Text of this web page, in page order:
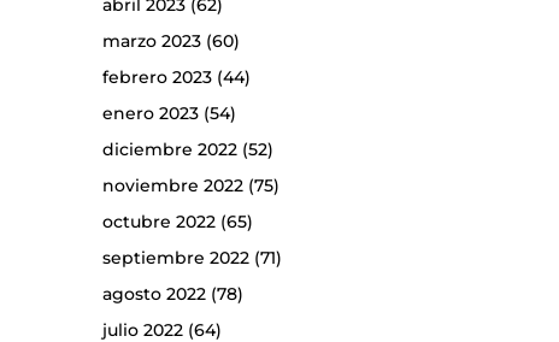
abril 2023(62)
marzo 2023(60)
febrero 2023(44)
enero 2023(54)
diciembre 2022(52)
noviembre 2022(75)
octubre 2022(65)
septiembre 2022(71)
agosto 2022(78)
julio 2022(64)